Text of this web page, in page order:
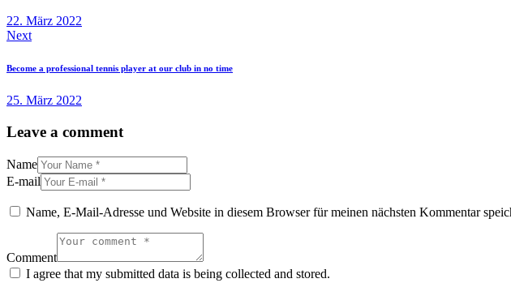
22. März 2022
Next
Become a professional tennis player at our club in no time
25. März 2022
Leave a comment
Name
E-mail
Name, E-Mail-Adresse und Website in diesem Browser für meinen nächsten Kommentar
Comment
I agree that my submitted data is being collected and stored.